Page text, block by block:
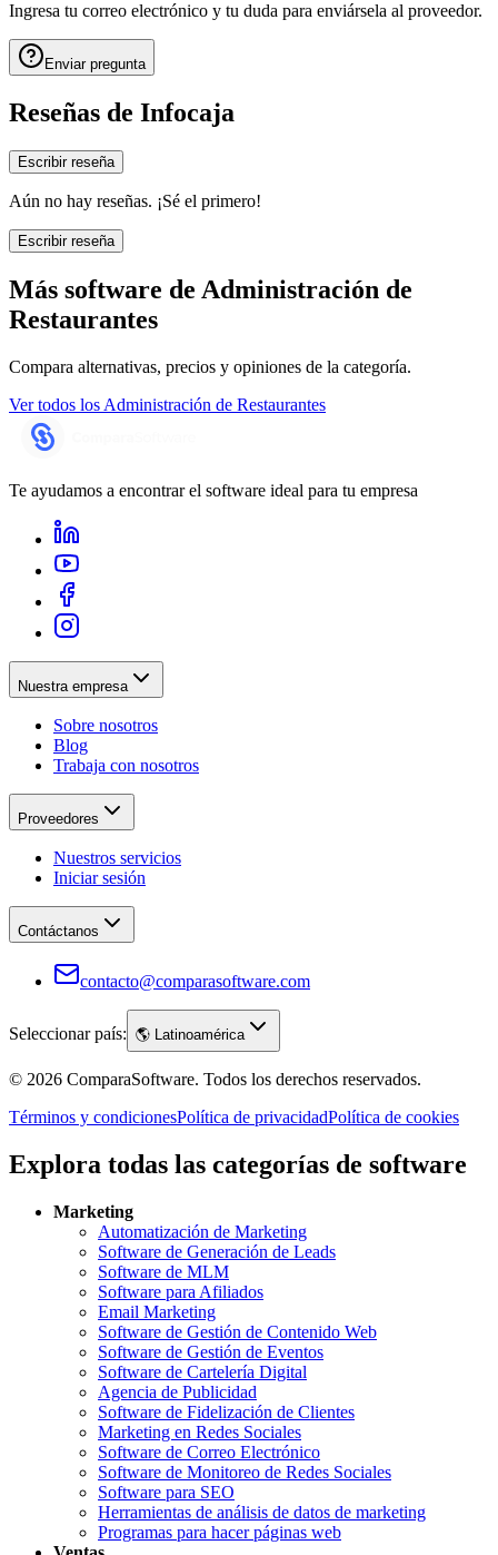
Ingresa tu correo electrónico y tu duda para enviársela al proveedor.
Enviar pregunta
Reseñas de Infocaja
Escribir reseña
Aún no hay reseñas. ¡Sé el primero!
Escribir reseña
Más software de Administración de
Restaurantes
Compara alternativas, precios y opiniones de la categoría.
Ver todos los Administración de Restaurantes
Te ayudamos a encontrar el software ideal para tu empresa
Nuestra empresa
Sobre nosotros
Blog
Trabaja con nosotros
Proveedores
Nuestros servicios
Iniciar sesión
Contáctanos
contacto@comparasoftware.com
Seleccionar país: 🌎 Latinoamérica
© 2026 ComparaSoftware. Todos los derechos reservados.
Términos y condicionesPolítica de privacidadPolítica de cookies
Explora todas las categorías de software
Marketing
Automatización de Marketing
Software de Generación de Leads
Software de MLM
Software para Afiliados
Email Marketing
Software de Gestión de Contenido Web
Software de Gestión de Eventos
Software de Cartelería Digital
Agencia de Publicidad
Software de Fidelización de Clientes
Marketing en Redes Sociales
Software de Correo Electrónico
Software de Monitoreo de Redes Sociales
Software para SEO
Herramientas de análisis de datos de marketing
Programas para hacer páginas web